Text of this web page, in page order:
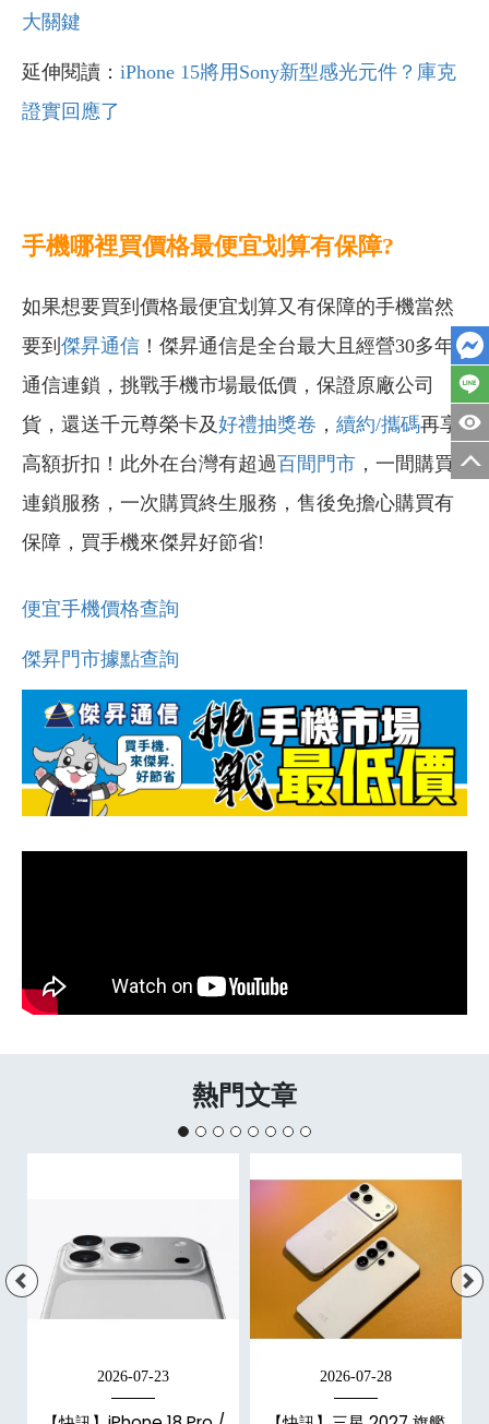
大關鍵
延伸閱讀： iPhone 15將用Sony新型感光元件？庫克
證實回應了
手機哪裡買價格最便宜划算有保障?
如果想要買到價格最便宜划算又有保障的手機當然
要到 傑昇通信 ！傑昇通信是全台最大且經營30多年
通信連鎖，挑戰手機市場最低價，保證原廠公司
貨，還送千元尊榮卡及好禮抽獎卷 ， 續約/攜碼再享
高額折扣！此外在台灣有超過百間門市 ，一間購買
連鎖服務，一次購買終生服務，售後免擔心購買有
保障，買手機來傑昇好節省!
便宜手機價格查詢
傑昇門市據點查詢
熱門文章
2026-07-23 2026-07-28